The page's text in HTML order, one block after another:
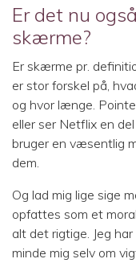
Er det nu
skærme?
Er skærme pr.
er stor forskel på,
og hvor længe.
eller ser Netflix en
bruger en væsentlig
dem.
Og lad mig lige sige
opfattes som et
alt det rigtige. Jeg
minde mig selv om